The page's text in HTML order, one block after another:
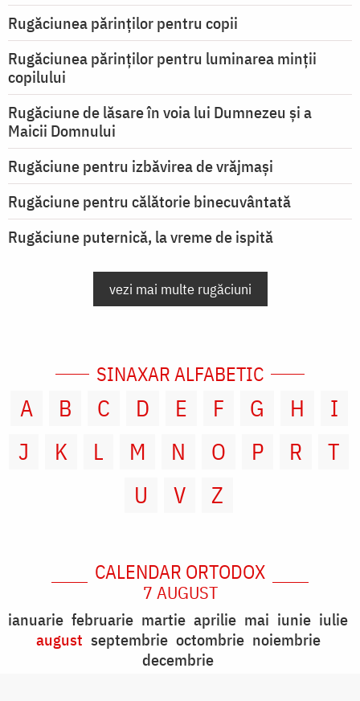
Rugăciunea părinților pentru copii
Rugăciunea părinților pentru luminarea minţii
copilului
Rugăciune de lăsare în voia lui Dumnezeu şi a
Maicii Domnului
Rugăciune pentru izbăvirea de vrăjmași
Rugăciune pentru călătorie binecuvântată
Rugăciune puternică, la vreme de ispită
vezi mai multe rugăciuni
SINAXAR ALFABETIC
A B C D E F G H
I
J
K L M N O P R
T
U
V Z
CALENDAR ORTODOX
7 AUGUST
ianuarie februarie martie aprilie mai iunie iulie
august septembrie octombrie noiembrie
decembrie